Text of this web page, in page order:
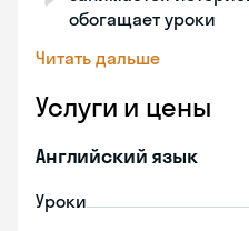
обогащает уроки
Читать дальше
Услуги и цены
Английский язык
Уроки